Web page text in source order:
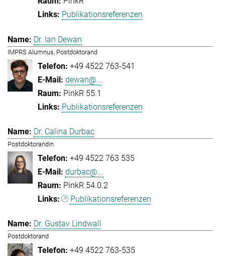
Publikationsreferenzen
Dr. Ian Dewan
IMPRS Alumnus, Postdoktorand
+49 4522 763-541
dewan@...
PinkR 55.1
Publikationsreferenzen
Dr. Calina Durbac
Postdoktorandin
+49 4522 763 535
durbac@...
PinkR 54.0.2
Publikationsreferenzen
Dr. Gustav Lindwall
Postdoktorand
+49 4522 763-535